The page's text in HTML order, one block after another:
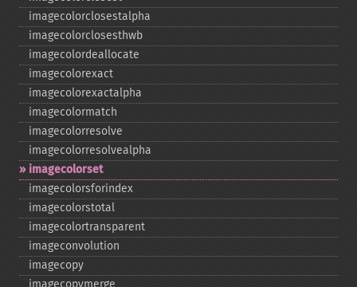
imagecolorclosestalpha
imagecolorclosesthwb
imagecolordeallocate
imagecolorexact
imagecolorexactalpha
imagecolormatch
imagecolorresolve
imagecolorresolvealpha
imagecolorset
imagecolorsforindex
imagecolorstotal
imagecolortransparent
imageconvolution
imagecopy
imagecopymerge